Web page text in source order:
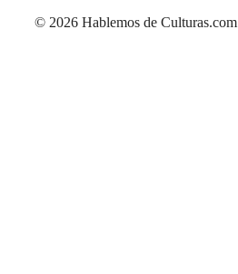
© 2026 Hablemos de Culturas.com